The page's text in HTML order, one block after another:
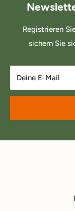
Registrieren
sichern Sie
Deine E-Mail